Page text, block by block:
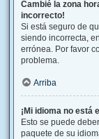
Cambié la zona
incorrecto!
Si está seguro de
siendo incorrecta,
errónea. Por favor
problema.
Arriba
¡Mi idioma no está
Esto se puede
paquete de su